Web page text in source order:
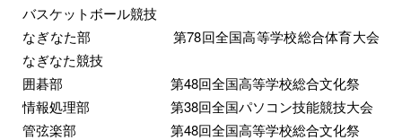
バスケットボール競技
なぎなた部 第78回全国高等学校総合体育大会
なぎなた競技
囲碁部 第48回全国高等学校総合文化祭
情報処理部 第38回全国パソコン技能競技大会
管弦楽部 第48回全国高等学校総合文化祭